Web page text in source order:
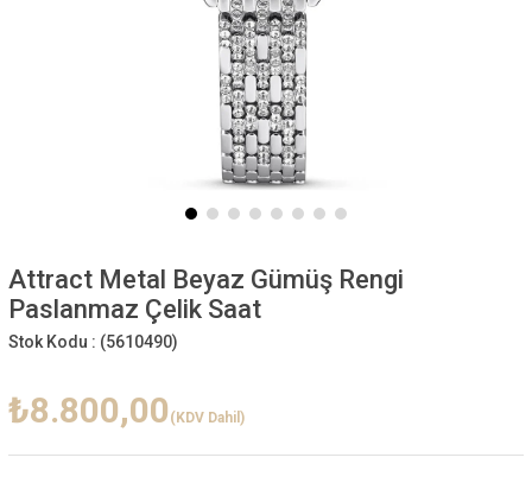
Attract Metal Beyaz Gümüş Rengi
Paslanmaz Çelik Saat
Stok Kodu : (5610490)
₺8.800,00 (KDV Dahil)